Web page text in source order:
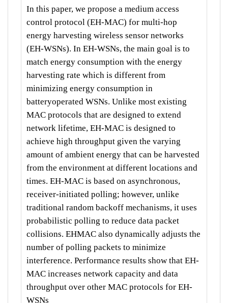
In this paper, we propose a medium access
control protocol (EH-MAC) for multi-hop
energy harvesting wireless sensor networks
(EH-WSNs). In EH-WSNs, the main goal is to
match energy consumption with the energy
harvesting rate which is different from
minimizing energy consumption in
batteryoperated WSNs. Unlike most existing
MAC protocols that are designed to extend
network lifetime, EH-MAC is designed to
achieve high throughput given the varying
amount of ambient energy that can be harvested
from the environment at different locations and
times. EH-MAC is based on asynchronous,
receiver-initiated polling; however, unlike
traditional random backoff mechanisms, it uses
probabilistic polling to reduce data packet
collisions. EHMAC also dynamically adjusts the
number of polling packets to minimize
interference. Performance results show that EH-
MAC increases network capacity and data
throughput over other MAC protocols for EH-
WSNs